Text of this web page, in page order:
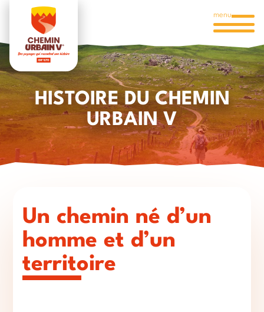
menu
HISTOIRE DU CHEMIN
URBAIN V
Un chemin né d’un
homme et d’un
territoire